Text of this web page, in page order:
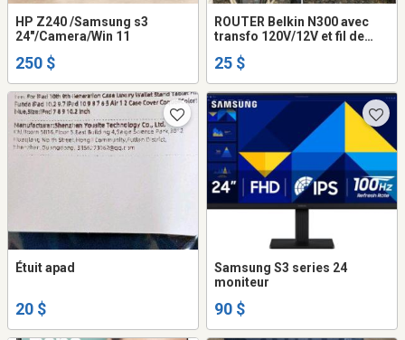
HP Z240 /Samsung s3
24"/Camera/Win 11
250 $
ROUTER Belkin N300 avec
transfo 120V/12V et fil de
25 $
Étuit apad
20 $
Samsung S3 series 24
moniteur
90 $